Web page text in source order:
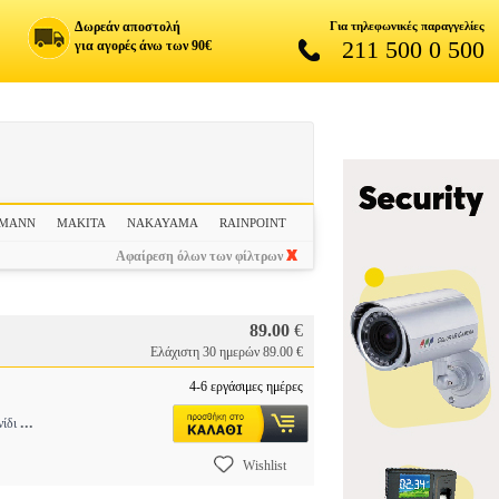
Δωρεάν αποστολή
για αγορές άνω των 90€
Για τηλεφωνικές παραγγελίες
211 500 0 500
MAKITA NAKAYAMA RAINPOINT
Αφαίρεση όλων των φίλτρων
89.00 €
Ελάχιστη 30 ημερών 89.00 €
...
4-6 εργάσιμες ημέρες
Wishlist